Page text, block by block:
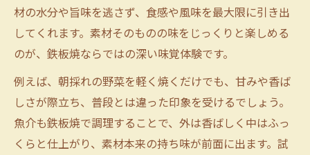
材の水分や旨味を逃さず、食感や風味を最大限に引き出
してくれます。素材そのものの味をじっくりと楽しめる
のが、鉄板焼ならではの深い味覚体験です。
例えば、朝採れの野菜を軽く焼くだけでも、甘みや香ば
しさが際立ち、普段とは違った印象を受けるでしょう。
魚介も鉄板焼で調理することで、外は香ばしく中はふっ
くらと仕上がり、素材本来の持ち味が前面に出ます。試